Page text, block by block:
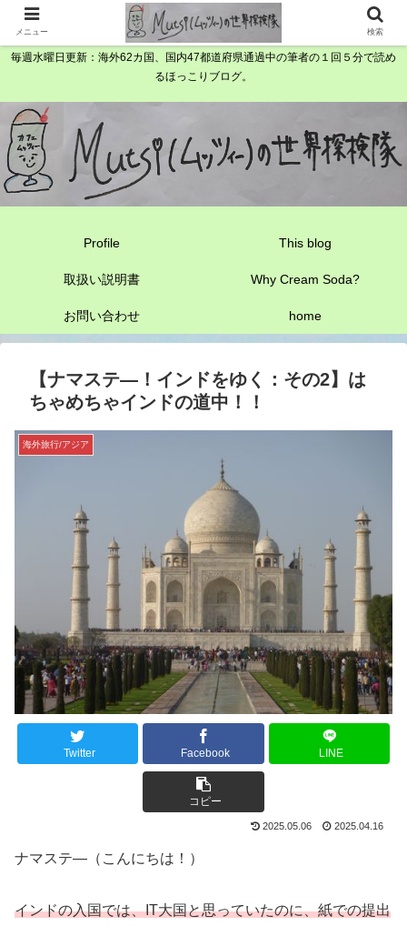
毎週水曜日更新：海外62カ国、国内47都道府県通過中の筆者の１回５分で読め
るほっこりブログ。
Profile This blog
取扱い説明書 Why Cream Soda?
お問い合わせ home
【ナマステ―！インドをゆく：その2】は
ちゃめちゃインドの道中！！
海外旅行/アジア
Twitter Facebook LINE
コピー
2025.05.06 2025.04.16
ナマステ―（こんにちは！）
インドの入国では、IT大国と思っていたのに、紙での提出
メニュー 検索